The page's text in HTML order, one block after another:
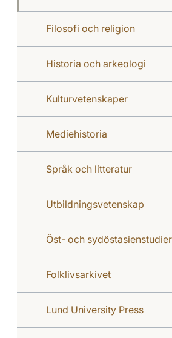
Filosofi och religion
Historia och arkeologi
Kulturvetenskaper
Mediehistoria
Språk och litteratur
Utbildningsvetenskap
Öst- och sydöstasienstudier
Folklivsarkivet
Lund University Press